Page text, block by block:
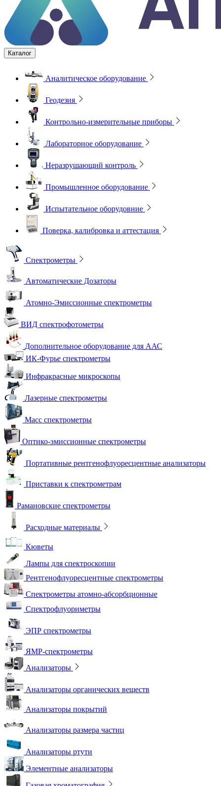
Каталог
Аналитическое оборудование
Геодезия
Контрольно-измерительные приборы
Лабораторное оборудование
Неразрушающий контроль
Промышленное оборудование
Испытательное оборудовние
Поверка, калибровка и аттестация
Спектрометры
Автоматические Дозаторы
Атомно-Эмиссионные спектрометры
ВИД спектрофотометры
Дополнительное оборудование для ААС
ИК-Фурье спектрометры
Инфракрасные микроскопы
Лазерные спектрометры
Масс спектрометры
Оптико-эмиссионные спектрометры
Портативные рентгенофлуоресцентные анализаторы
Приставки к спектрометрам
Рамановские спектрометры
Расходные материалы
Кюветы
Лампы для спектроскопии
Рентгенофлуоресцентные спектрометры
Спектрометры атомно-абсорбционные
Спектрофлуориметры
ЭПР спектрометры
ЯМР-спектрометры
Анализаторы
Анализаторы органических веществ
Анализаторы покрытий
Анализаторы размера частиц
Анализаторы ртути
Элементные анализаторы